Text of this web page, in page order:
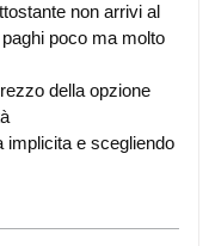
non arrivi al
poco ma molto
della opzione
implicita e scegliendo